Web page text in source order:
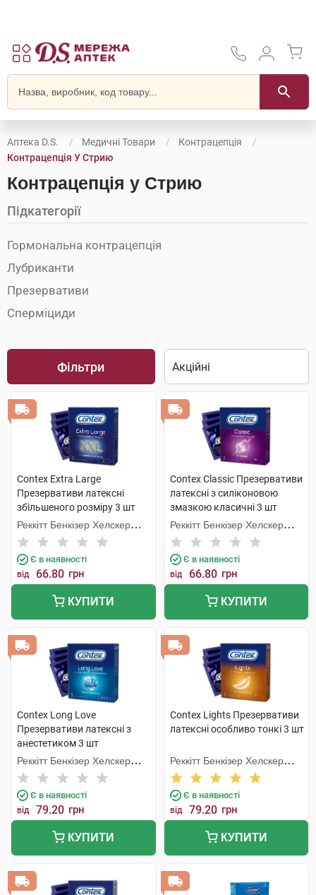
Аптека D.S. Медичні Товари
Контрацепція
Контрацепція У Стрию
Контрацепція у Стрию
Підкатегорії
Гормональна контрацепція
Лубриканти
Презервативи
Сперміциди
Фільтри
Contex Extra Large
Презервативи латексні
збільшеного розміру 3 шт
Реккітт Бенкізер Хелскер
Мануфектурінг
Є в наявності
від 66.80 грн
КУПИТИ
Contex Classic Презервативи
латексні з силіконовою
змазкою класичні 3 шт
Реккітт Бенкізер Хелскер
Мануфектурінг
Є в наявності
від 66.80 грн
КУПИТИ
Contex Long Love
Презервативи латексні з
анестетиком 3 шт
Реккітт Бенкізер Хелскер
Мануфектурінг
Є в наявності
від 79.20 грн
КУПИТИ
Contex Lights Презервативи
латексні особливо тонкі 3 шт
Реккітт Бенкізер Хелскер
Мануфектурінг
Є в наявності
від 79.20 грн
КУПИТИ